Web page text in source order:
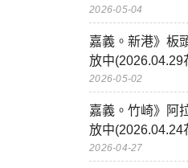
2026-05-04
嘉義。新港》板
放中(2026.04.29
2026-05-02
嘉義。竹崎》阿
放中(2026.04.24
2026-04-27